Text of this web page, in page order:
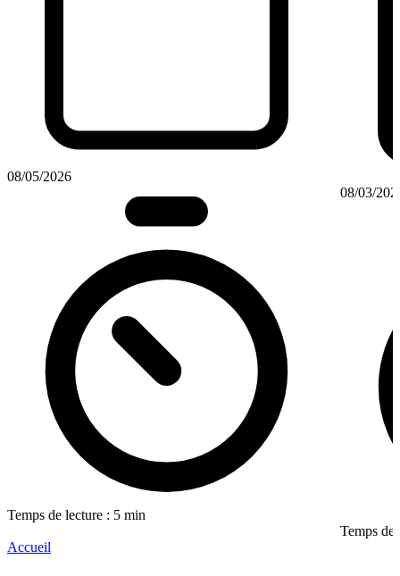
08/05/2026
Temps de lecture : 5 min
08/03/
Temps de
Accueil